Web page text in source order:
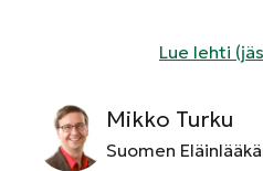
Lue lehti
Mikko Turku
Suomen